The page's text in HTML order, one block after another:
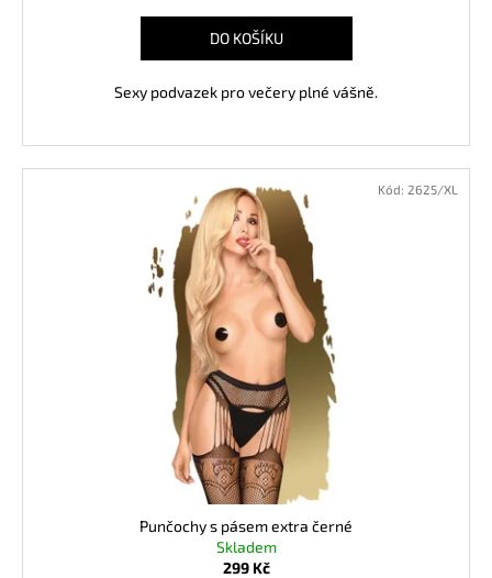
DO KOŠÍKU
Sexy podvazek pro večery plné vášně.
Punčochy s pásem extra černé
Skladem
299 Kč
Kód: 2625/XL